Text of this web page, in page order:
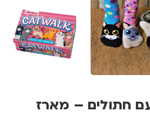
עם חתולים – מארז